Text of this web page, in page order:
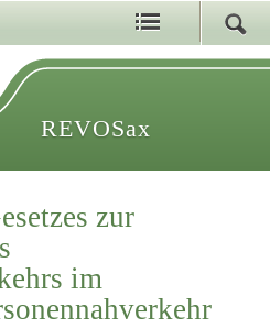
REVOSax
zur
im